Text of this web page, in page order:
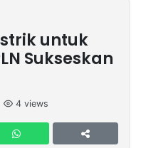
untuk
Sukseskan
4 views